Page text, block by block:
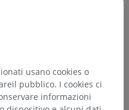
usano cookies o
pubblico. I cookies ci
informazioni